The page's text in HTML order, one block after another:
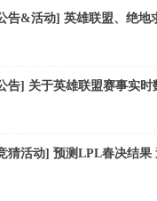
告&活动] 英雄联盟、绝地
告] 关于英雄联盟赛事实
猜活动] 预测LPL春决结果